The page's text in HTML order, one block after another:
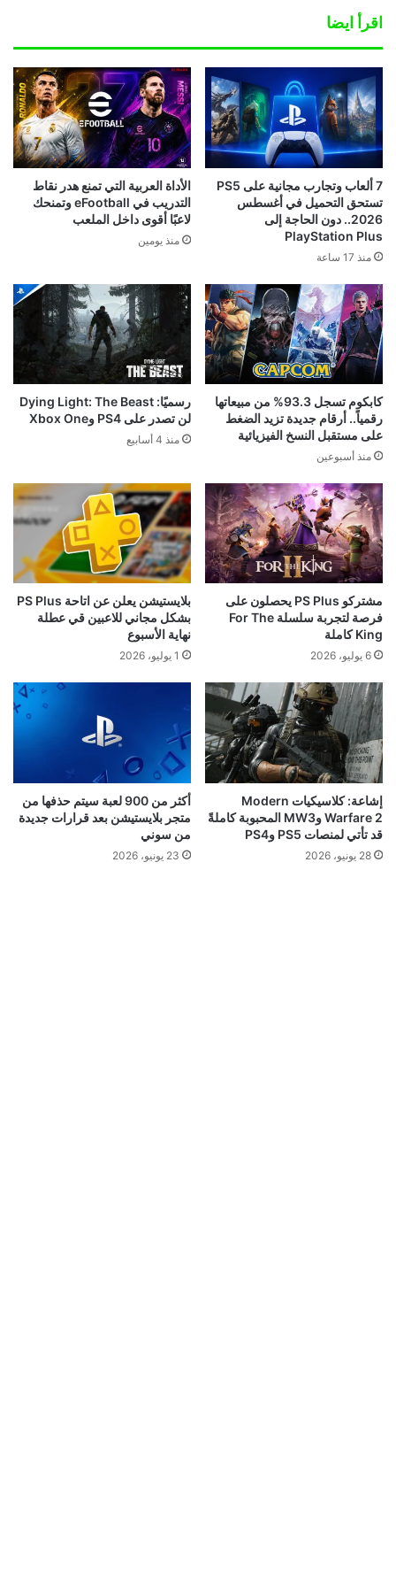
اقرأ ايضا
7 ألعاب وتجارب مجانية على PS5
تستحق التحميل في أغسطس
2026.. دون الحاجة إلى
PlayStation Plus
منذ 17 ساعة
الأداة العربية التي تمنع هدر نقاط
التدريب في eFootball وتمنحك
لاعبًا أقوى داخل الملعب
منذ يومين
كابكوم تسجل 93.3% من مبيعاتها
رقمياً.. أرقام جديدة تزيد الضغط
على مستقبل النسخ الفيزيائية
منذ أسبوعين
رسميًا: Dying Light: The Beast
لن تصدر على PS4 وXbox One
منذ 4 أسابيع
مشتركو PS Plus يحصلون على
فرصة لتجربة سلسلة For The
King كاملة
6 يوليو، 2026
بلايستيشن يعلن عن اتاحة PS Plus
بشكل مجاني للاعبين قي عطلة
نهاية الأسبوع
1 يوليو، 2026
إشاعة: كلاسيكيات Modern
Warfare 2 وMW3 المحبوبة كاملةً
قد تأتي لمنصات PS5 وPS4
28 يونيو، 2026
أكثر من 900 لعبة سيتم حذفها من
متجر بلايستيشن بعد قرارات جديدة
من سوني
23 يونيو، 2026